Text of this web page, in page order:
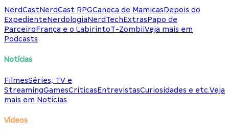
NerdCastNerdCast RPGCaneca de MamicasDepois do
ExpedienteNerdologiaNerdTechExtrasPapo de
ParceiroFrança e o LabirintoT-ZombiiVeja mais em
Podcasts
Notícias
FilmesSéries, TV e
StreamingGamesCríticasEntrevistasCuriosidades e etc.Veja
mais em Notícias
Vídeos